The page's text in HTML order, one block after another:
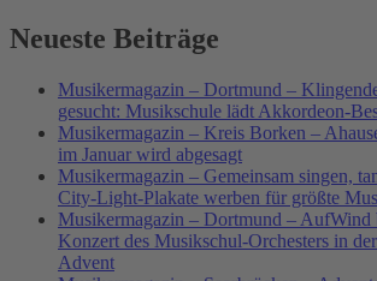
Neueste Beiträge
Musikermagazin – Dortmund –
gesucht: Musikschule lädt Akkordeon-
Musikermagazin – Kreis Borken –
im Januar wird abgesagt
Musikermagazin – Gemeinsam singen,
City-Light-Plakate werben für größte
Musikermagazin – Dortmund – AufWind
Konzert des Musikschul-Orchesters in
Advent